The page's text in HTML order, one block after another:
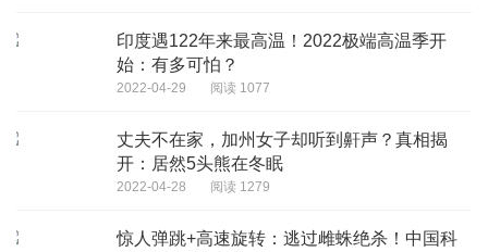
印度遇122年来最高温！2022极端高温季开
始：有多可怕？
2022-04-29 阅读 1077
丈夫不在家，加州女子却听到鼾声？真相揭
开：居然5头熊在冬眠
2022-04-28 阅读 1279
惊人弹跳+高速旋转：逃过雌蛛绝杀！中国科